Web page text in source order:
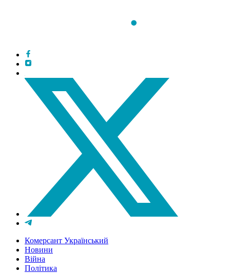
Комерсант Український
Новини
Війна
Політика